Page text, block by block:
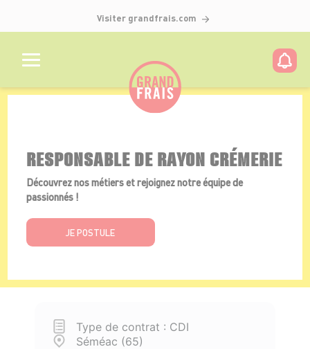
Visiter grandfrais.com
RESPONSABLE DE RAYON CRÉMERIE
Découvrez nos métiers et rejoignez notre équipe de
passionnés !
JE POSTULE
Type de contrat : CDI
Séméac (65)